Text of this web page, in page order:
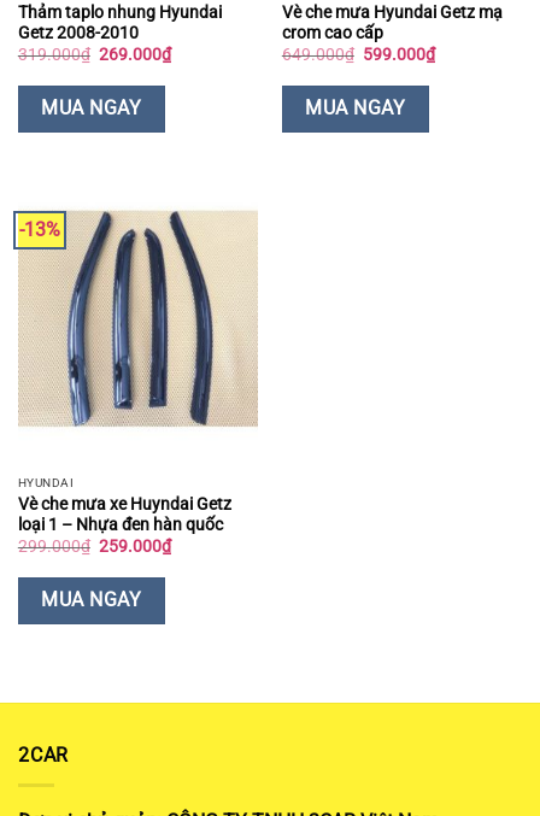
Thảm taplo nhung Hyundai
Getz 2008-2010
319.000₫ Giá
là:
319.000₫.
269.000₫Giá
hiện
MUA NGAY
Vè che mưa Hyundai Getz mạ
crom cao cấp
649.000₫ Giá
là:
649.000₫.
599.000₫Giá
hiện
MUA NGAY
-13%
HYUNDAI
Vè che mưa xe Huyndai Getz
loại 1 – Nhựa đen hàn quốc
299.000₫ Giá
là:
299.000₫.
259.000₫Giá
hiện
MUA NGAY
2CAR